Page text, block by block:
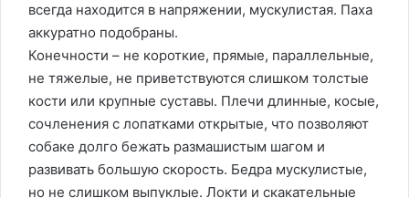
всегда находится в напряжении, мускулистая. Паха
аккуратно подобраны.
Конечности – не короткие, прямые, параллельные,
не тяжелые, не приветствуются слишком толстые
кости или крупные суставы. Плечи длинные, косые,
сочленения с лопатками открытые, что позволяют
собаке долго бежать размашистым шагом и
развивать большую скорость. Бедра мускулистые,
но не слишком выпуклые. Локти и скакательные